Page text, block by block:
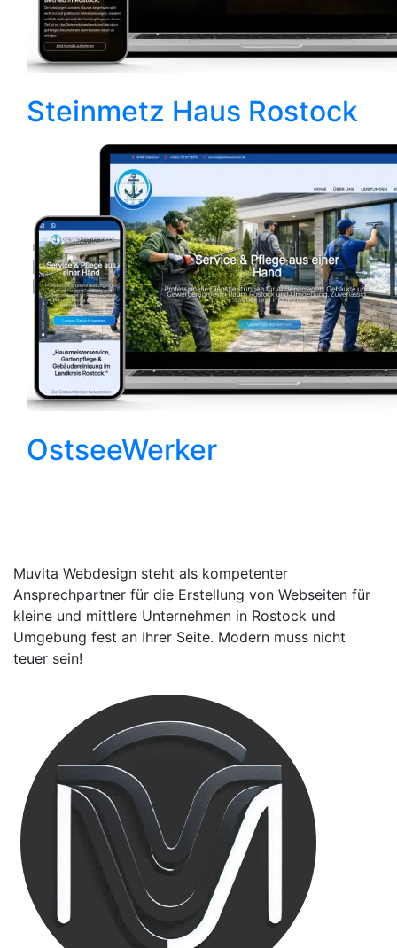
Steinmetz Haus Rostock
OstseeWerker
Muvita Webdesign steht als kompetenter
Ansprechpartner für die Erstellung von Webseiten für
kleine und mittlere Unternehmen in Rostock und
Umgebung fest an Ihrer Seite. Modern muss nicht
teuer sein!